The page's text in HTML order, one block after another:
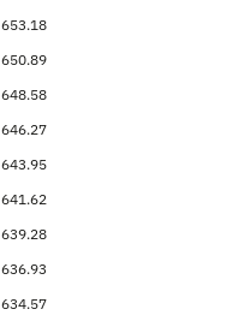
653.18
650.89
648.58
646.27
643.95
641.62
639.28
636.93
634.57